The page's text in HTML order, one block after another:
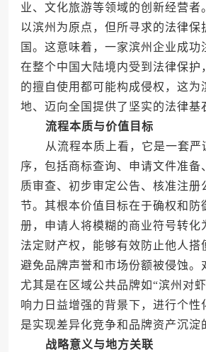
业、文化旅游等领域的创新经营者
以滨州为原点，但所寻求的法律保
国。这意味着，一家滨州企业成功
在整个中国大陆境内受到法律保护
的擅自使用都可能构成侵权，这为
地、迈向全国提供了坚实的法律基
流程本质与价值目标
从流程本质上看，它是一套严
序，包括商标查询、申请文件准备
质审查、初步审定公告、核准注册
节。其根本价值目标在于确权和防
册，申请人将模糊的商业符号转化
法定财产权，能够有效防止他人搭
避免品牌声誉和市场份额被侵蚀。
尤其是在区域公共品牌如“滨州对
响力日益增强的背景下，进行个性
是实现差异化竞争和品牌资产沉淀
战略意义与地方关联